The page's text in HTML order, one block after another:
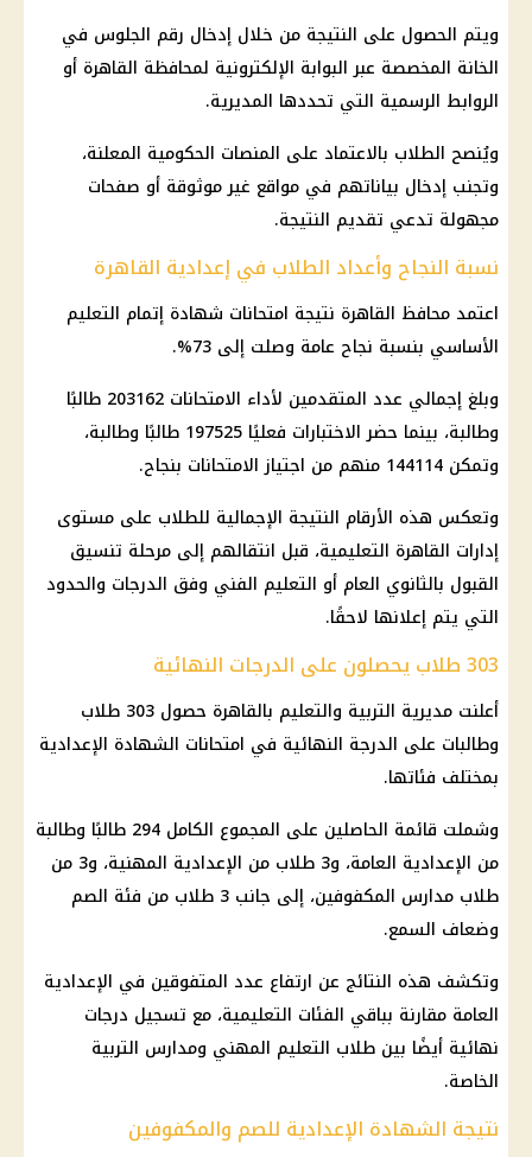
ويتم الحصول على النتيجة من خلال إدخال رقم الجلوس في
الخانة المخصصة عبر البوابة الإلكترونية لمحافظة القاهرة أو
الروابط الرسمية التي تحددها المديرية.
ويُنصح الطلاب بالاعتماد على المنصات الحكومية المعلنة،
وتجنب إدخال بياناتهم في مواقع غير موثوقة أو صفحات
مجهولة تدعي تقديم النتيجة.
نسبة النجاح وأعداد الطلاب في إعدادية القاهرة
اعتمد محافظ القاهرة نتيجة امتحانات شهادة إتمام التعليم
الأساسي بنسبة نجاح عامة وصلت إلى 73%.
وبلغ إجمالي عدد المتقدمين لأداء الامتحانات 203162 طالبًا
وطالبة، بينما حضر الاختبارات فعليًا 197525 طالبًا وطالبة،
وتمكن 144114 منهم من اجتياز الامتحانات بنجاح.
وتعكس هذه الأرقام النتيجة الإجمالية للطلاب على مستوى
إدارات القاهرة التعليمية، قبل انتقالهم إلى مرحلة تنسيق
القبول بالثانوي العام أو التعليم الفني وفق الدرجات والحدود
التي يتم إعلانها لاحقًا.
303 طلاب يحصلون على الدرجات النهائية
أعلنت مديرية التربية والتعليم بالقاهرة حصول 303 طلاب
وطالبات على الدرجة النهائية في امتحانات الشهادة الإعدادية
بمختلف فئاتها.
وشملت قائمة الحاصلين على المجموع الكامل 294 طالبًا وطالبة
من الإعدادية العامة، و3 طلاب من الإعدادية المهنية، و3 من
طلاب مدارس المكفوفين، إلى جانب 3 طلاب من فئة الصم
وضعاف السمع.
وتكشف هذه النتائج عن ارتفاع عدد المتفوقين في الإعدادية
العامة مقارنة بباقي الفئات التعليمية، مع تسجيل درجات
نهائية أيضًا بين طلاب التعليم المهني ومدارس التربية
الخاصة.
نتيجة الشهادة الإعدادية للصم والمكفوفين